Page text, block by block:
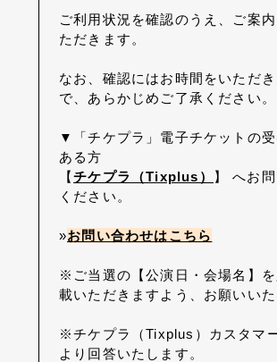
ご利用状況を確認のうえ、ご案
ただきます。
なお、確認にはお時間をいただ
で、あらかじめご了承ください。
▼「チケプラ」電子チケットの
ある方
【チケプラ（Tixplus）
】 へお
ください。
»お問い合わせはこちら
※ご当選の【公演日・会場名】
載いただきますよう、お願いいた
※チケプラ（Tixplus）カスタマ
より回答いたします。